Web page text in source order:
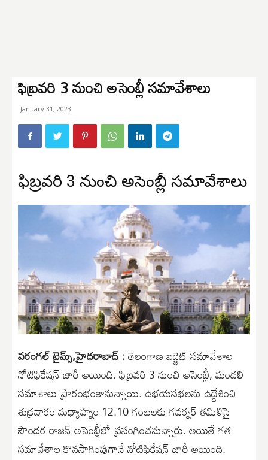
ఫిబ్రవరి 3 నుంచి అసెంబ్లీ సమావేశాలు
January 31, 2023
ఫిబ్రవరి 3 నుంచి అసెంబ్లీ సమావేశాలు
వరంగల్ టైమ్స్,హైదరాబాద్ :తెలంగాణ బడ్జెట్ సమావేశాల
నోటిఫికేషన్ జారీ అయింది. ఫిబ్రవరి 3 నుంచి అసెంబ్లీ, మండలి
సమాశాలు ప్రారంభంకానున్నాయి. ఉభయసభలను ఉద్దేశించి
శుక్రవారం మధ్యాహ్నం 12.10 గంటలకు గవర్నర్ తమిళిసై
సౌందర రాజన్ అసెంబ్లీలో ప్రసంగించనున్నారు. అయితే గత
సమావేశాల కొనసాగింపుగానే నోటిఫికేషన్ జారీ అయింది.